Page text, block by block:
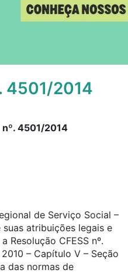
4501/2014
nº. 4501/2014
de Serviço Social –
suas atribuições legais e
Resolução CFESS nº.
– Capítulo V – Seção
das normas de